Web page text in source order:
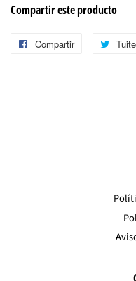
Compartir este producto
Compartir
Compartir